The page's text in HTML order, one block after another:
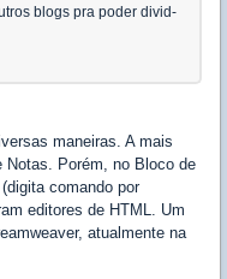
blogs pra poder divid-
maneiras. A mais
Porém, no Bloco de
comando por
editores de HTML. Um
atualmente na